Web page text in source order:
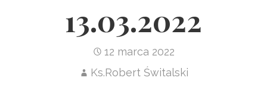
13.03.2022
12 marca 2022
Ks.Robert Świtalski